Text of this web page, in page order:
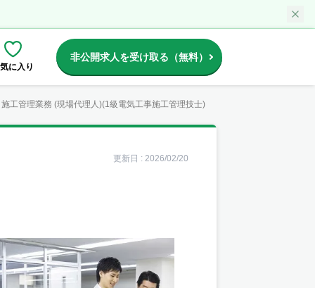
に入り
非公開求人を受け取る（無料）
工管理業務 (現場代理人)(1級電気工事施工管理技士)
更新日 : 2026/02/20